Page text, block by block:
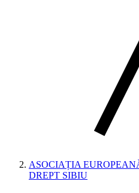
ASOCIAȚIA
DREPT SIBIU